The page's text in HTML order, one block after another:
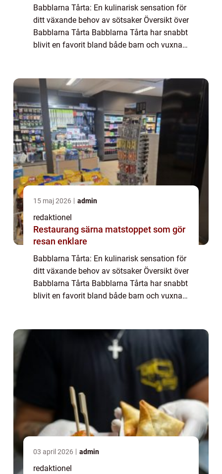
Babblarna Tårta: En kulinarisk sensation för
ditt växande behov av sötsaker Översikt över
Babblarna Tårta Babblarna Tårta har snabbt
blivit en favorit bland både barn och vuxna,
15 maj 2026 admin
redaktionel
Restaurang särna matstoppet som gör
resan enklare
Babblarna Tårta: En kulinarisk sensation för
ditt växande behov av sötsaker Översikt över
Babblarna Tårta Babblarna Tårta har snabbt
blivit en favorit bland både barn och vuxna,
03 april 2026 admin
redaktionel